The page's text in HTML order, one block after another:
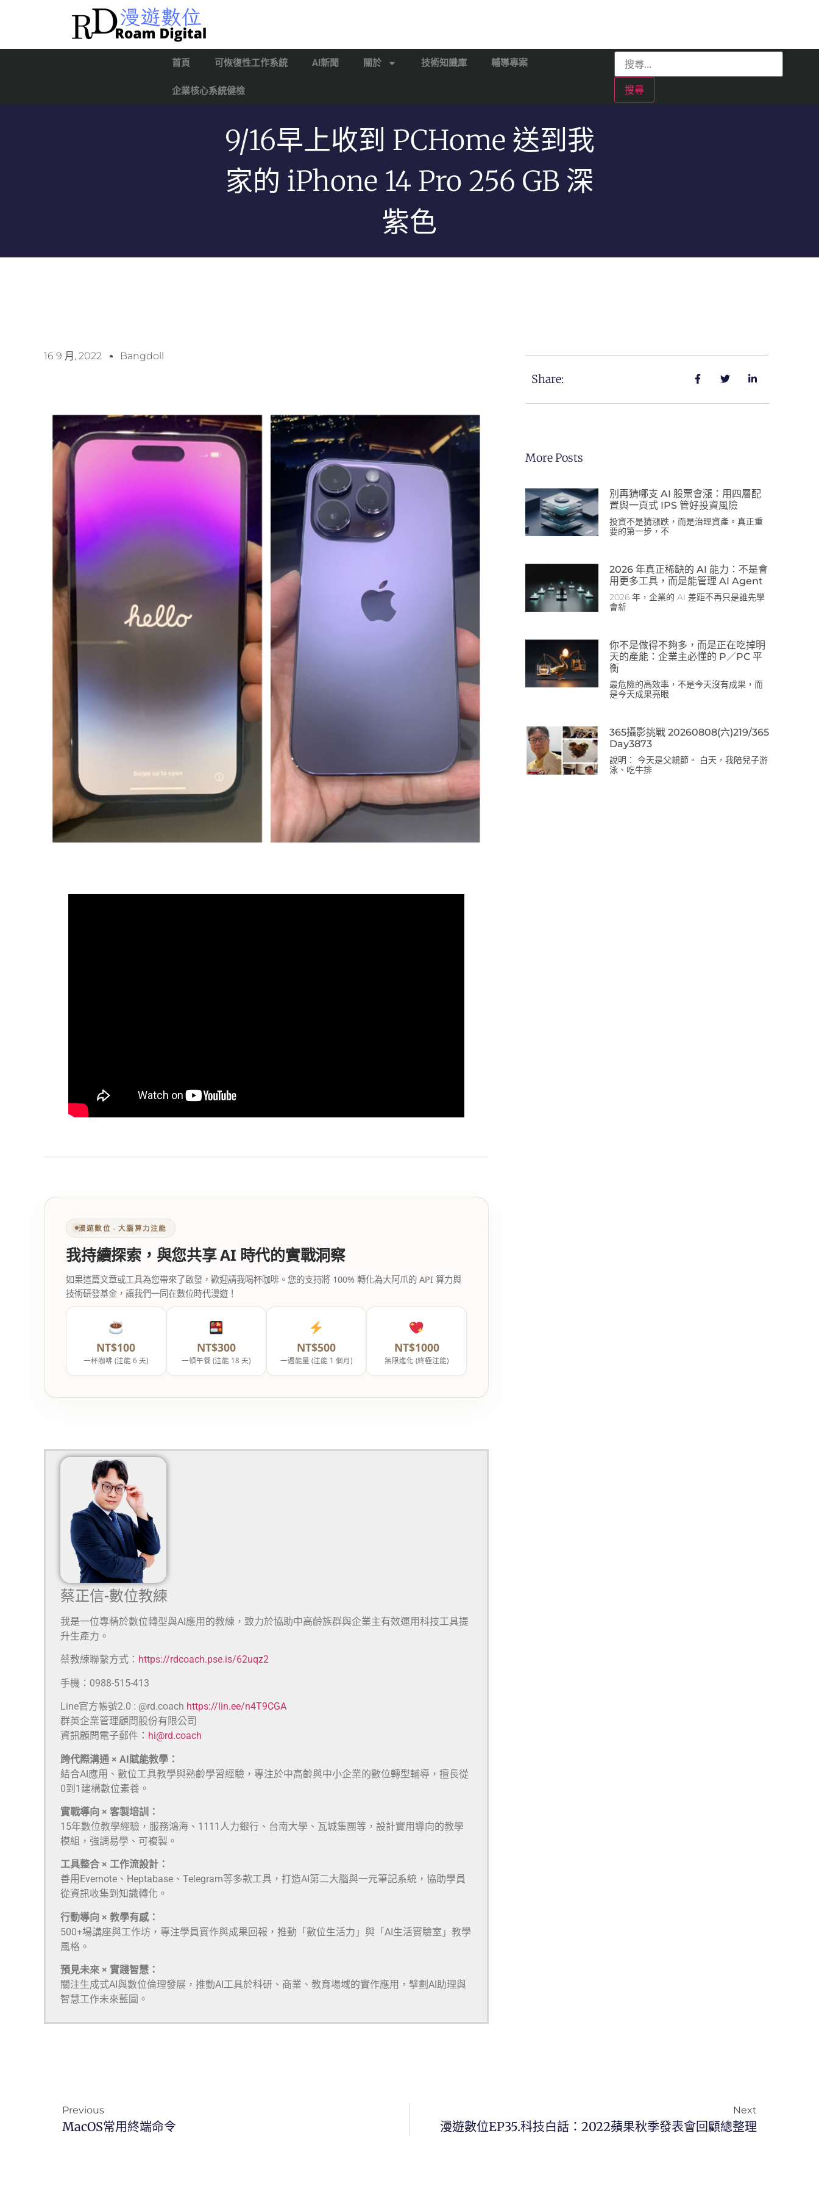
首頁 可恢復性工作系統 AI新聞 關於 技術知識庫 輔導專案
企業核心系統健檢
9/16早上收到 PCHome 送到我
家的 iPhone 14 Pro 256 GB 深
紫色
16 9 月, 2022 Bangdoll
漫遊數位 ‧ 大腦算力注能
我持續探索，與您共享 AI 時代的實戰洞察
如果這篇文章或工具為您帶來了啟發，歡迎請我喝杯咖啡。您的支持將 100% 轉化為大阿爪的 API 算力與
技術研發基金，讓我們一同在數位時代漫遊！
NT$100
一杯咖啡 (注能 6 天)
NT$300
一頓午餐 (注能 18 天)
NT$500
一週能量 (注能 1 個月)
NT$1000
無限進化 (終極注能)
蔡正信-數位教練
我是一位專精於數位轉型與AI應用的教練，致力於協助中高齡族群與企業主有效運用科技工具提
升生產力。
蔡教練聯繫方式： https://rdcoach.pse.is/62uqz2
手機：0988-515-413
Line官方帳號2.0 : @rd.coach https://lin.ee/n4T9CGA
群英企業管理顧問股份有限公司
資訊顧問電子郵件： hi@rd.coach
跨代際溝通 × AI賦能教學：
結合AI應用、數位工具教學與熟齡學習經驗，專注於中高齡與中小企業的數位轉型輔導，擅長從
0到1建構數位素養。
實戰導向 × 客製培訓：
15年數位教學經驗，服務鴻海、1111人力銀行、台南大學、瓦城集團等，設計實用導向的教學
模組，強調易學、可複製。
工具整合 × 工作流設計：
善用Evernote、Heptabase、Telegram等多款工具，打造AI第二大腦與一元筆記系統，協助學員
從資訊收集到知識轉化。
行動導向 × 教學有感：
500+場講座與工作坊，專注學員實作與成果回報，推動「數位生活力」與「AI生活實驗室」教學
風格。
預見未來 × 實踐智慧：
關注生成式AI與數位倫理發展，推動AI工具於科研、商業、教育場域的實作應用，擘劃AI助理與
智慧工作未來藍圖。
Share:
More Posts
別再猜哪支 AI 股票會漲：用四層配
置與一頁式 IPS 管好投資風險
投資不是猜漲跌，而是治理資產。真正重
要的第一步，不
2026 年真正稀缺的 AI 能力：不是會
用更多工具，而是能管理 AI Agent
2026 年，企業的 AI 差距不再只是誰先學
會新
你不是做得不夠多，而是正在吃掉明
天的產能：企業主必懂的 P／PC 平
衡
最危險的高效率，不是今天沒有成果，而
是今天成果亮眼
365攝影挑戰 20260808(六)219/365
Day3873
說明： 今天是父親節。 白天，我陪兒子游
泳、吃牛排
Previous
MacOS常用終端命令
Next
漫遊數位EP35.科技白話：2022蘋果秋季發表會回顧總整理